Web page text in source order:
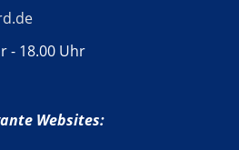
- 18.00 Uhr
Websites: